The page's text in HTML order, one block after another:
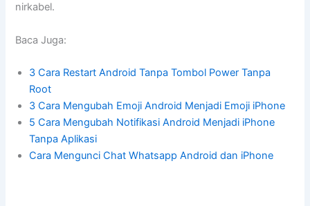
nirkabel.
Baca Juga:
3 Cara Restart Android Tanpa Tombol Power Tanpa
Root
3 Cara Mengubah Emoji Android Menjadi Emoji iPhone
5 Cara Mengubah Notifikasi Android Menjadi iPhone
Tanpa Aplikasi
Cara Mengunci Chat Whatsapp Android dan iPhone